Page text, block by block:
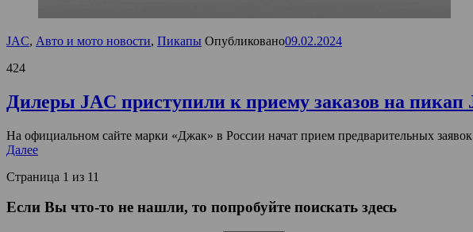
JAC, Авто и мото новости, Пикапы Опубликовано09.02.2024
424
Дилеры JAC приступили к приему заказов на пикап
На официальном сайте марки «Джак» в России начат прием предварительных
Далее
Страница 1 из 11
Если Вы что-то не нашли, то попробуйте поискать здесь